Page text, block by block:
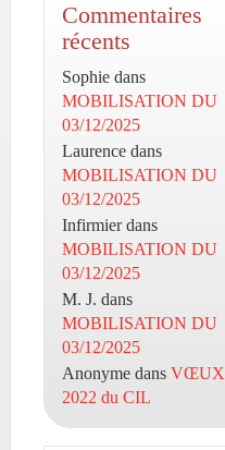
Commentaires
récents
Sophie dans
MOBILISATION DU
03/12/2025
Laurence dans
MOBILISATION DU
03/12/2025
Infirmierdans
MOBILISATION DU
03/12/2025
M. J. dans
MOBILISATION DU
03/12/2025
Anonyme dans VŒUX
2022 du CIL